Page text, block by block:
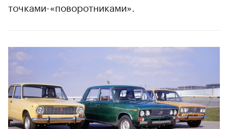
точками-«поворотниками».